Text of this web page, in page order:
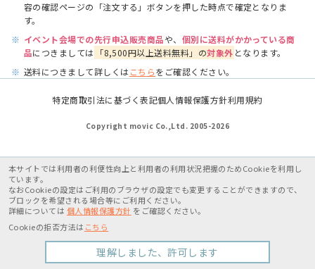
容の確認ページの「注文する」ボタンを押した時点で確定となりま
す。
※ イベント会場での先行申込販売商品や、 個別に送料がかかっている商
品につきましては 「8,500円以上送料無料」の対象外 となります。
※ 送料につきまして詳しくはこちらをご確認ください。
特定商取引法に基づく表記個人情報保護方針利用規約
Copyright movic Co.,Ltd. 2005-2026
本サイトでは利用者の利便性向上と利用者の利用状況把握のためCookieを利用し
ています。
なおCookieの設定はご利用のブラウザの設定でも変更することができますので、
ブロックを希望される場合等にご利用ください。
詳細については 個人情報保護方針 をご確認ください。
Cookieの拒否方法は こちら
理解しました、許可します